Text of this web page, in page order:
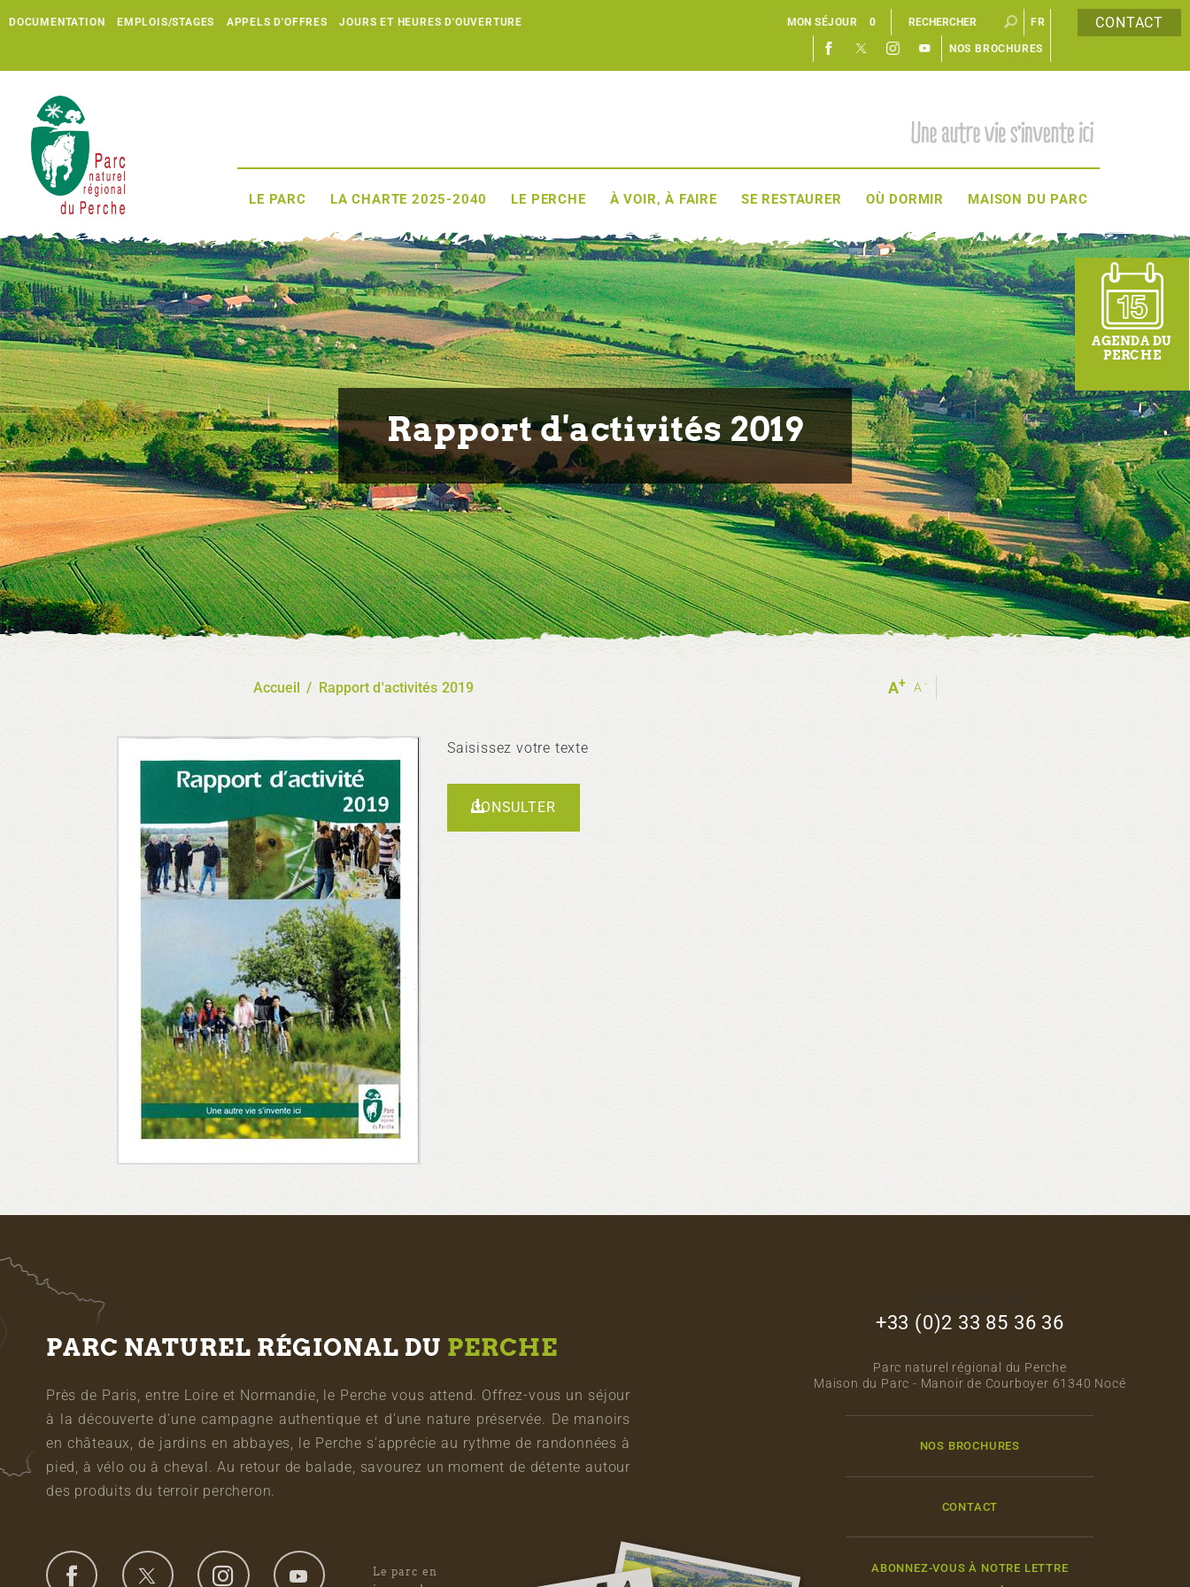
CONTACT
DOCUMENTATION EMPLOIS/STAGES APPELS D'OFFRES JOURS ET HEURES D'OUVERTURE
EN
FR
MON SÉJOUR 0
NOS BROCHURES
LE PARC LA CHARTE 2025-2040 LE PERCHE À VOIR, À FAIRE SE RESTAURER OÙ DORMIR MAISON DU PARC
Rapport d'activités 2019
-
A
+
A
Accueil / Rapport d'activités 2019
AGENDA DU
PERCHE
Saisissez votre texte
CONSULTER
PARC NATUREL RÉGIONAL DU PERCHE
Près de Paris, entre Loire et Normandie, le Perche vous attend. Offrez-vous un séjour
à la découverte d’une campagne authentique et d’une nature préservée. De manoirs
en châteaux, de jardins en abbayes, le Perche s’apprécie au rythme de randonnées à
pied, à vélo ou à cheval. Au retour de balade, savourez un moment de détente autour
des produits du terroir percheron.
Le parc en
+33 (0)2 33 85 36 36
Parc naturel régional du Perche
Maison du Parc - Manoir de Courboyer 61340 Nocé
NOS BROCHURES
CONTACT
ABONNEZ-VOUS À NOTRE LETTRE